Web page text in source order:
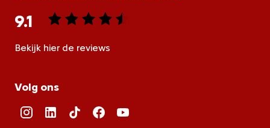
9.1
Bekijk hier de reviews
van
sterren
Volg ons